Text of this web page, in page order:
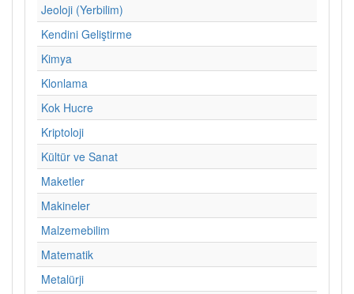
Jeoloji (Yerbilim)
Kendini Geliştirme
Kimya
Klonlama
Kok Hucre
Kriptoloji
Kültür ve Sanat
Maketler
Makineler
Malzemebilim
Matematik
Metalürji